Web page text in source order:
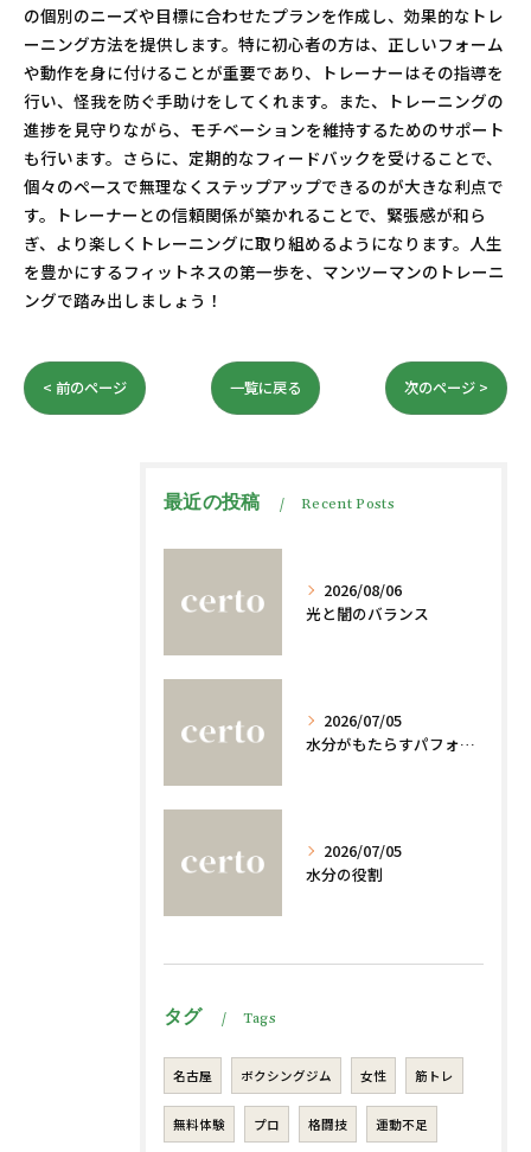
の個別のニーズや目標に合わせたプランを作成し、効果的なトレ
ーニング方法を提供します。特に初心者の方は、正しいフォーム
や動作を身に付けることが重要であり、トレーナーはその指導を
行い、怪我を防ぐ手助けをしてくれます。また、トレーニングの
進捗を見守りながら、モチベーションを維持するためのサポート
も行います。さらに、定期的なフィードバックを受けることで、
個々のペースで無理なくステップアップできるのが大きな利点で
す。トレーナーとの信頼関係が築かれることで、緊張感が和ら
ぎ、より楽しくトレーニングに取り組めるようになります。人生
を豊かにするフィットネスの第一歩を、マンツーマンのトレーニ
ングで踏み出しましょう！
< 前のページ 一覧に戻る 次のページ >
最近の投稿 Recent Posts
2026/08/06
光と闇のバランス
2026/07/05
水分がもたらすパフォーマンスへの影響
2026/07/05
水分の役割
タグ Tags
名古屋 ボクシングジム 女性 筋トレ
無料体験 プロ 格闘技 運動不足